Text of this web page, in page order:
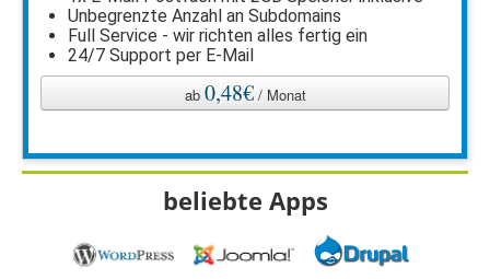
Unbegrenzte Anzahl an Subdomains
Full Service - wir richten alles fertig ein
24/7 Support per E-Mail
ab 0,48€/ Monat
beliebte Apps